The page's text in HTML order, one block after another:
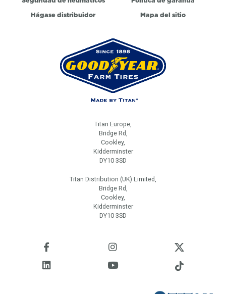
Hágase distribuidor
Mapa del sitio
Titan Europe,
Bridge Rd,
Cookley,
Kidderminster
DY10 3SD
Titan Distribution (UK) Limited,
Bridge Rd,
Cookley,
Kidderminster
DY10 3SD